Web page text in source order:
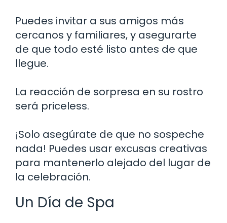
Puedes invitar a sus amigos más
cercanos y familiares, y asegurarte
de que todo esté listo antes de que
llegue.
La reacción de sorpresa en su rostro
será priceless.
¡Solo asegúrate de que no sospeche
nada! Puedes usar excusas creativas
para mantenerlo alejado del lugar de
la celebración.
Un Día de Spa